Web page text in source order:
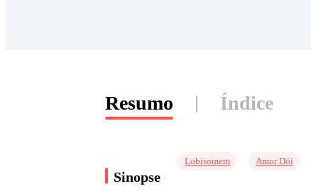
Resumo Índice
Sinopse
Lobisomem Amor Dói